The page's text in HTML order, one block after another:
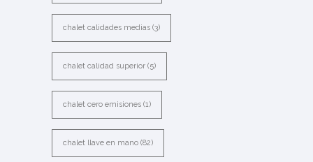
chalet calidades medias (3)
chalet calidad superior (5)
chalet cero emisiones (1)
chalet llave en mano (82)